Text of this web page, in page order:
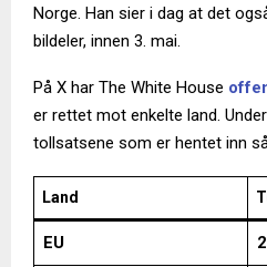
Norge. Han sier i dag at det
bildeler, innen 3. mai.
På X har The White House
er rettet mot enkelte land.
tollsatsene som er hentet inn
Land
EU